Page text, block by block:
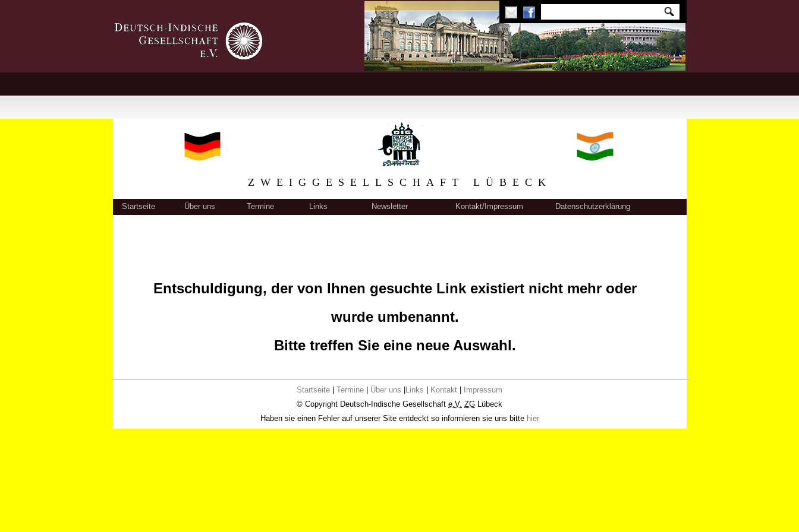
ZWEIGGESELLSCHAFT LÜBECK
Startseite Über uns Termine Links Newsletter Kontakt/Impressum Datenschutzerklärung
Entschuldigung, der von Ihnen gesuchte Link existiert nicht mehr oder
wurde umbenannt.
Bitte treffen Sie eine neue Auswahl.
Startseite Termine Über uns Links Kontakt
Impressum
© Copyright Deutsch-Indische Gesellschaft e.V. ZG Lübeck
Haben sie einen Fehler auf unserer Site entdeckt so informieren sie uns bitte hier